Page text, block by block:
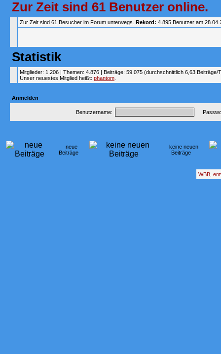
Zur Zeit sind 61 Benutzer online.
Zur Zeit sind 61 Besucher im Forum unterwegs. Rekord: 4.895 Benutzer am
Statistik
Mitglieder: 1.206 | Themen: 4.876 | Beiträge: 59.075 (durchschnittlich 6,63 Beiträge/
Unser neuestes Mitglied heißt: phantom
Anmelden
Benutzername:
neue
Beiträge
keine neuen
Beiträge
WBB,